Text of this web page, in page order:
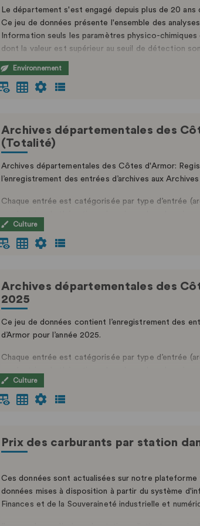
Le département s'est engagé depuis plus de 20
Ce jeu de données présente l'ensemble des
Information seuls les paramètres physico-
dont la valeur est supérieur au seuil de détection
Environnement
Archives départementales des
(Totalité)
Archives départementales des Côtes d'Armor:
l’enregistrement des entrées d’archives aux
Chaque entrée est catégorisée par type d’entrée
publication les services versants et producteurs
ajoutés. Les données à caractère personnel
Culture
Archives départementales des
2025
Ce jeu de données contient l’enregistrement des
d’Armor pour l’année 2025.
Chaque entrée est catégorisée par type d’entrée
publication les services versants et producteurs
ajoutés. Les données à caractère personnel
Culture
Prix des carburants par station
Ces données sont actualisées sur notre
données mises à disposition à partir du système
Finances et de la Souveraineté industrielle et